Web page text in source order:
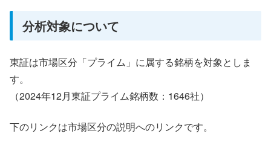
分析対象について
東証は市場区分「プライム」に属する銘柄を対象としま
す。
（2024年12月東証プライム銘柄数：1646社）
下のリンクは市場区分の説明へのリンクです。